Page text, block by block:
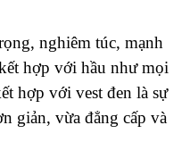
nghiêm túc, mạnh
hợp với hầu như mọi
hợp với vest đen là sự
giản, vừa đẳng cấp và